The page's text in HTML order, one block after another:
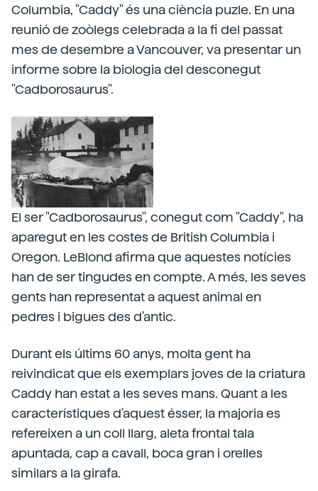
Columbia, "Caddy" és una ciència puzle. En una
reunió de zoòlegs celebrada a la fi del passat
mes de desembre a Vancouver, va presentar un
informe sobre la biologia del desconegut
"Cadborosaurus".
El ser "Cadborosaurus", conegut com "Caddy", ha
aparegut en les costes de British Columbia i
Oregon. LeBlond afirma que aquestes notícies
han de ser tingudes en compte. A més, les seves
gents han representat a aquest animal en
pedres i bigues des d'antic.
Durant els últims 60 anys, molta gent ha
reivindicat que els exemplars joves de la criatura
Caddy han estat a les seves mans. Quant a les
característiques d'aquest ésser, la majoria es
refereixen a un coll llarg, aleta frontal tala
apuntada, cap a cavall, boca gran i orelles
similars a la girafa.